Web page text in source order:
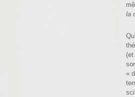
la
(et
«